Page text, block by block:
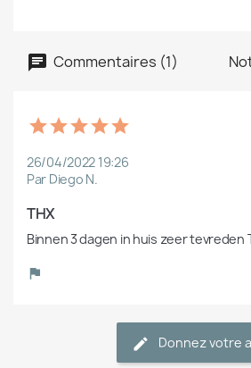
Commentaires (1)
26/04/2022 19:26
Par Diego N.
THX
Binnen 3 dagen in huis zeer tevreden
Donnez votre